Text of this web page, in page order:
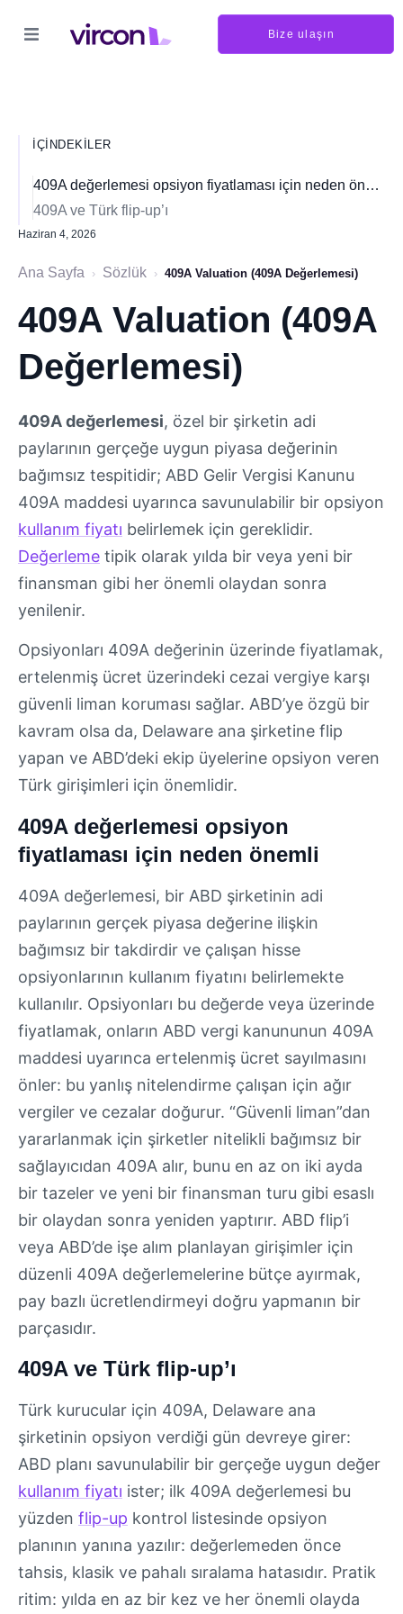
Bize ulaşın
İÇINDEKILER
409A değerlemesi opsiyon fiyatlaması için neden önemli
409A ve Türk flip-up’ı
Haziran 4, 2026
Ana Sayfa › Sözlük › 409A Valuation (409A Değerlemesi)
409A Valuation (409A
Değerlemesi)
409A değerlemesi, özel bir şirketin adi
paylarının gerçeğe uygun piyasa değerinin
bağımsız tespitidir; ABD Gelir Vergisi Kanunu
409A maddesi uyarınca savunulabilir bir opsiyon
kullanım fiyatı belirlemek için gereklidir.
Değerleme tipik olarak yılda bir veya yeni bir
finansman gibi her önemli olaydan sonra
yenilenir.
Opsiyonları 409A değerinin üzerinde fiyatlamak,
ertelenmiş ücret üzerindeki cezai vergiye karşı
güvenli liman koruması sağlar. ABD’ye özgü bir
kavram olsa da, Delaware ana şirketine flip
yapan ve ABD’deki ekip üyelerine opsiyon veren
Türk girişimleri için önemlidir.
409A değerlemesi opsiyon
fiyatlaması için neden önemli
409A değerlemesi, bir ABD şirketinin adi
paylarının gerçek piyasa değerine ilişkin
bağımsız bir takdirdir ve çalışan hisse
opsiyonlarının kullanım fiyatını belirlemekte
kullanılır. Opsiyonları bu değerde veya üzerinde
fiyatlamak, onların ABD vergi kanununun 409A
maddesi uyarınca ertelenmiş ücret sayılmasını
önler: bu yanlış nitelendirme çalışan için ağır
vergiler ve cezalar doğurur. “Güvenli liman”dan
yararlanmak için şirketler nitelikli bağımsız bir
sağlayıcıdan 409A alır, bunu en az on iki ayda
bir tazeler ve yeni bir finansman turu gibi esaslı
bir olaydan sonra yeniden yaptırır. ABD flip’i
veya ABD’de işe alım planlayan girişimler için
düzenli 409A değerlemelerine bütçe ayırmak,
pay bazlı ücretlendirmeyi doğru yapmanın bir
parçasıdır.
409A ve Türk flip-up’ı
Türk kurucular için 409A, Delaware ana
şirketinin opsiyon verdiği gün devreye girer:
ABD planı savunulabilir bir gerçeğe uygun değer
kullanım fiyatı ister; ilk 409A değerlemesi bu
yüzden flip-up kontrol listesinde opsiyon
planının yanına yazılır: değerlemeden önce
tahsis, klasik ve pahalı sıralama hatasıdır. Pratik
ritim: yılda en az bir kez ve her önemli olayda